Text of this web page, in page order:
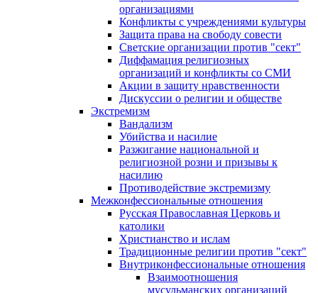
организациями
Конфликты с учреждениями культуры
Защита права на свободу совести
Светские организации против "сект"
Диффамация религиозных
организаций и конфликты со СМИ
Акции в защиту нравственности
Дискуссии о религии и обществе
Экстремизм
Вандализм
Убийства и насилие
Разжигание национальной и
религиозной розни и призывы к
насилию
Противодействие экстремизму
Межконфессиональные отношения
Русская Православная Церковь и
католики
Христианство и ислам
Традиционные религии против "сект"
Внутриконфессиональные отношения
Взаимоотношения
мусульманских организаций